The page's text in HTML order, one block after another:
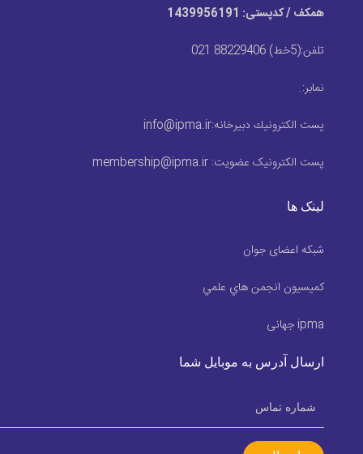
همکف / کدپستی: 1439956191
تلفن:(5خط) 88229406 021
نمابر:.
پست الكترونيك دبیرخانه:info@ipma.ir
پست الکترونیک عضویت:membership@ipma.ir
لینک ها
شبکه اعضای جوان
كميسيون انجمن هاي علمي
ipma جهانی
ارسال آدرس به موبایل شما